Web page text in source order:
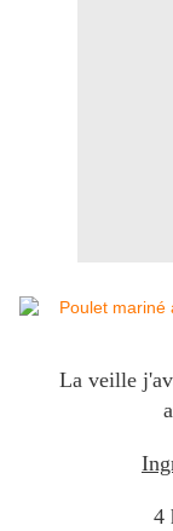
La veille
4